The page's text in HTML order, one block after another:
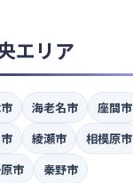
エリア
海老名市
座間市
綾瀬市
相模原市
市
秦野市